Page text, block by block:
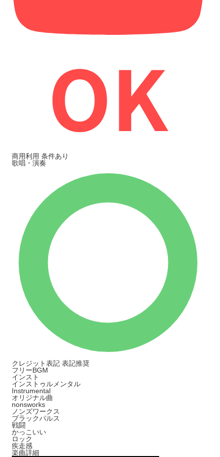
商用利用 条件あり
歌唱・演奏
クレジット表記 表記推奨
フリーBGM
インスト
インストゥルメンタル
Instrumental
オリジナル曲
nonsworks
ノンズワークス
ブラックパルス
戦闘
かっこいい
ロック
疾走感
楽曲詳細